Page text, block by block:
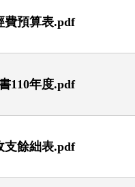
費預算表.pdf
110年度.pdf
支餘絀表.pdf